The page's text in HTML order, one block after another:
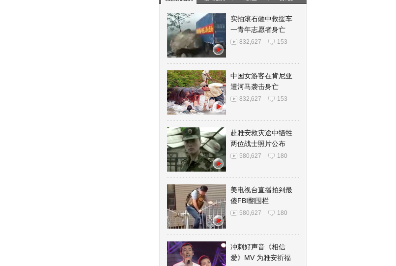
实拍滚石砸中救援车
一青年志愿者身亡
832,627 153
中国女游客在肯尼亚
遭河马袭击身亡
832,627 153
赴雅安救灾途中牺牲
两位战士照片公布
580,627 180
美电视台直播拍到最
傻FBI翻围栏
580,627 180
冲刺好声音《相信
爱》MV 为雅安祈福